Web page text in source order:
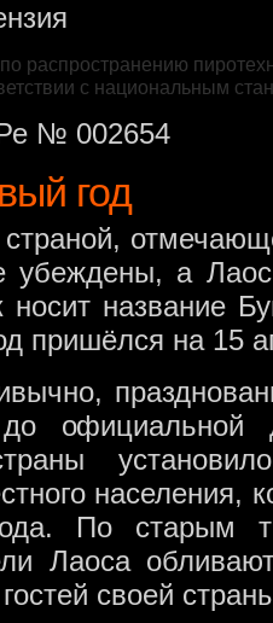
распространению
с национальным
№ 002654
год
убеждены, а
носит название
пришёлся на 15
официальной
населения,
По старым
Лаоса
своей